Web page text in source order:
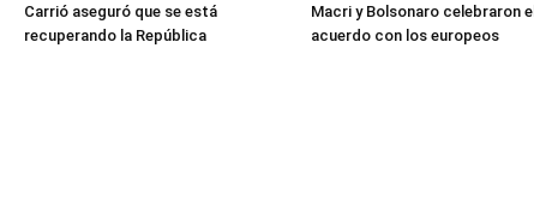
Carrió aseguró que se está
recuperando la República
Macri y Bolsonaro celebraron el
acuerdo con los europeos